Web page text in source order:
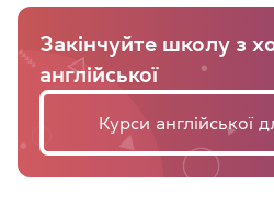
Закінчуйте школу з
англійської
Курси англійської